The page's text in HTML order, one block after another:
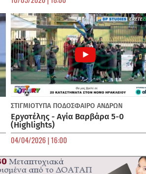
ΣΤΙΓΜΙΟΤΥΠΑ ΠΟΔΌΣΦΑΙΡΟ ΑΝΔΡΏΝ
Εργοτέλης - Αγία Βαρβάρα 5-0
(Highlights)
04/04/2026 | 16:00